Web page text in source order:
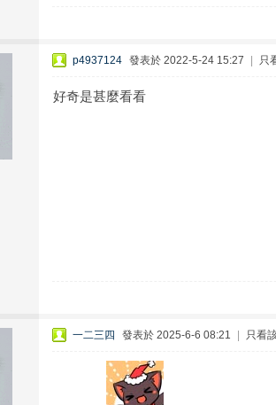
p4937124 發表於 2022-5-24 15:27 只
好奇是甚麼看看
一二三四 發表於 2025-6-6 08:21 只看